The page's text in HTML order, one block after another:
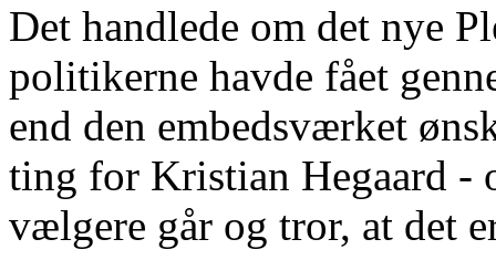
Det handlede om det nye
politikerne havde fået
end den embedsværket
ting for Kristian Hegaard
vælgere går og tror, at det